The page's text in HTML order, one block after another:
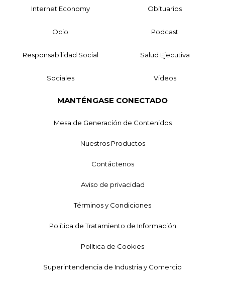
Internet Economy Obituarios
Ocio Podcast
Responsabilidad Social Salud Ejecutiva
Sociales Videos
MANTÉNGASE CONECTADO
Mesa de Generación de Contenidos
Nuestros Productos
Contáctenos
Aviso de privacidad
Términos y Condiciones
Política de Tratamiento de Información
Política de Cookies
Superintendencia de Industria y Comercio